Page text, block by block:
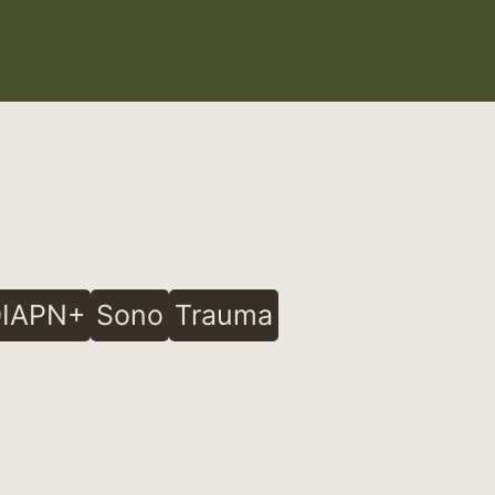
Sono Trauma